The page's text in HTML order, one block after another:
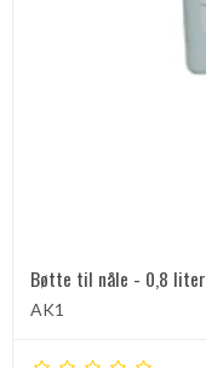
Bøtte til nåle - 0,8 liter
AK1